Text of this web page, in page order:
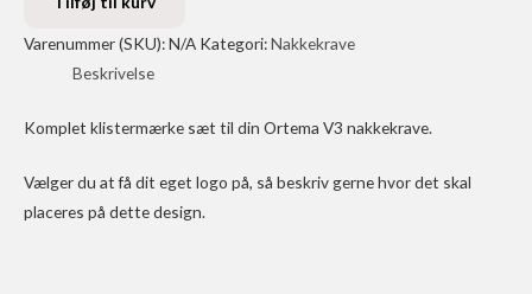
antal
Varenummer (SKU):N/A Kategori:Nakkekrave
Beskrivelse
Komplet klistermærke sæt til din Ortema V3 nakkekrave.
Vælger du at få dit eget logo på, så beskriv gerne hvor det skal
placeres på dette design.